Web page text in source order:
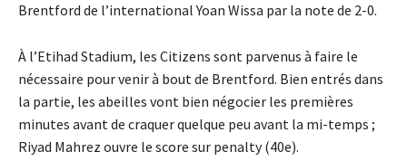
Brentford de l’international Yoan Wissa par la note de 2-0.
À l’Etihad Stadium, les Citizens sont parvenus à faire le
nécessaire pour venir à bout de Brentford. Bien entrés dans
la partie, les abeilles vont bien négocier les premières
minutes avant de craquer quelque peu avant la mi-temps ;
Riyad Mahrez ouvre le score sur penalty (40e).